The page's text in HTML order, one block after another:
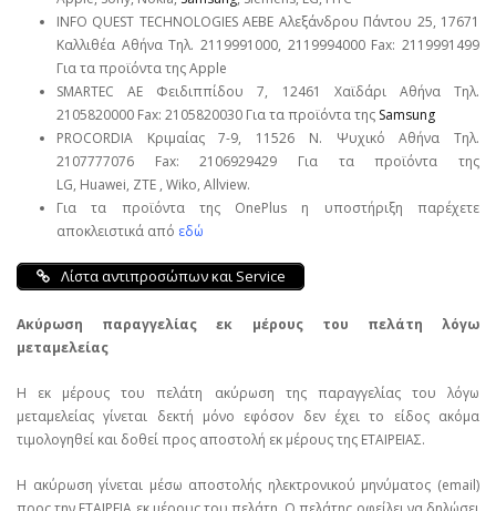
INFO QUEST TECHNOLOGIES ΑΕΒΕ Αλεξάνδρου Πάντου 25, 17671
Καλλιθέα Αθήνα Τηλ. 2119991000, 2119994000 Fax: 2119991499
Για τα προϊόντα της Apple
SMARTEC ΑΕ Φειδιππίδου 7, 12461 Χαϊδάρι Αθήνα Τηλ.
2105820000 Fax: 2105820030 Για τα προϊόντα της Samsung
PROCORDIA Κριμαίας 7-9, 11526 Ν. Ψυχικό Αθήνα Τηλ.
2107777076 Fax: 2106929429 Για τα προϊόντα της
LG, Huawei, ΖΤΕ , Wiko, Allview.
Για τα προϊόντα της OnePlus η υποστήριξη παρέχετε
αποκλειστικά από εδώ
Λίστα αντιπροσώπων και Service
Ακύρωση παραγγελίας εκ μέρους του πελάτη λόγω
μεταμελείας
Η εκ μέρους του πελάτη ακύρωση της παραγγελίας του λόγω
μεταμελείας γίνεται δεκτή μόνο εφόσον δεν έχει το είδος ακόμα
τιμολογηθεί και δοθεί προς αποστολή εκ μέρους της ΕΤΑΙΡΕΙΑΣ.
Η ακύρωση γίνεται μέσω αποστολής ηλεκτρονικού μηνύματος (email)